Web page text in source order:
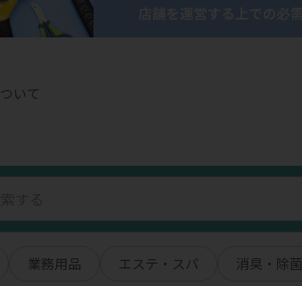
業務用品 エステ・スパ 消臭・除菌